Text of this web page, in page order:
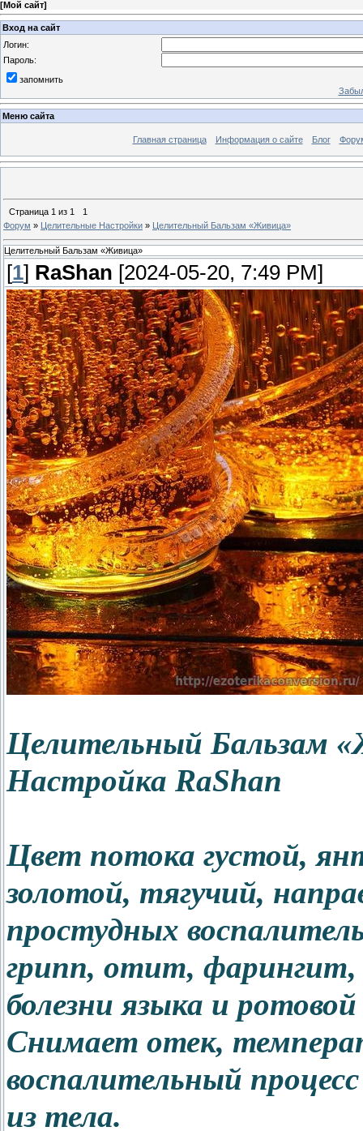
[Мой сайт]
Вход на сайт
Логин:
Пароль:
запомнить
Меню сайта
Главная страница Информация о сайте Блог
Страница 1 из 1
1
Форум » Целительные Настройки » Целительный Бальзам «Живица»
Целительный Бальзам «Живица»
[1] RaShan [2024-05-20, 7:49 PM]
Целительный Бальзам
Настройка RaShan
Цвет потока густой,
золотой, тягучий,
простудных
грипп, отит, фарингит,
болезни языка и
Снимает отек,
воспалительный
из тела.